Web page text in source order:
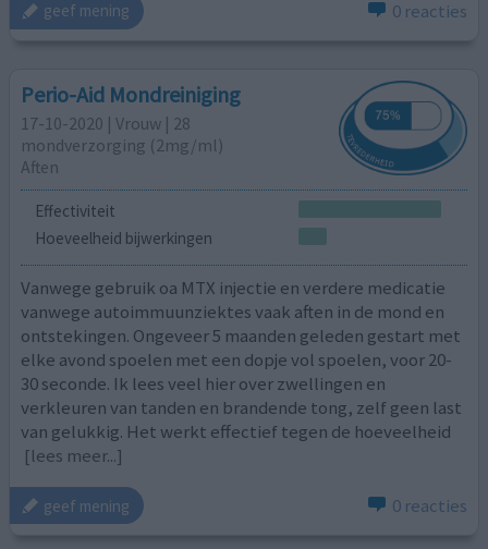
geef mening 0 reacties
Perio-Aid Mondreiniging
17-10-2020 | Vrouw | 28
mondverzorging (2mg/ml)
Aften
Effectiviteit
Hoeveelheid bijwerkingen
Vanwege gebruik oa MTX injectie en verdere medicatie
vanwege autoimmuunziektes vaak aften in de mond en
ontstekingen. Ongeveer 5 maanden geleden gestart met
elke avond spoelen met een dopje vol spoelen, voor 20-
30 seconde. Ik lees veel hier over zwellingen en
verkleuren van tanden en brandende tong, zelf geen last
van gelukkig. Het werkt effectief tegen de hoeveelheid
[lees meer...]
geef mening 0 reacties